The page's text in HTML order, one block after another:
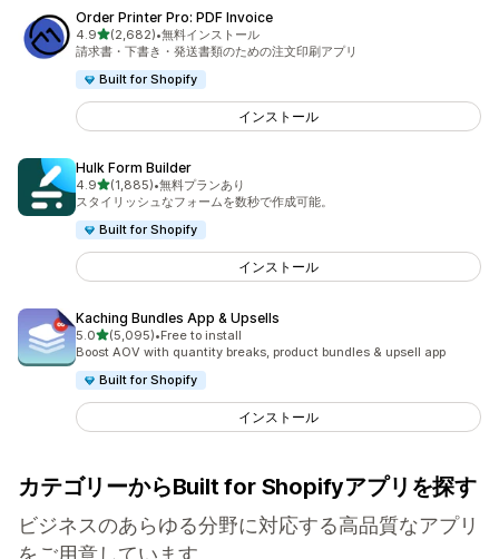
Order Printer Pro: PDF Invoice
4.95つ星中
(2,682)
合計レビュー数：2682件
•無料インストール
請求書・下書き・発送書類のための注文印刷アプリ
Built for Shopify
インストール
Hulk Form Builder
4.95つ星中
(1,885)
合計レビュー数：1885件
•無料プランあり
スタイリッシュなフォームを数秒で作成可能。
Built for Shopify
インストール
Kaching Bundles App & Upsells
5.05つ星中
(5,095)
合計レビュー数：5095件
•Free to install
Boost AOV with quantity breaks, product bundles & upsell app
Built for Shopify
インストール
カテゴリーからBuilt for Shopifyアプリを探す
ビジネスのあらゆる分野に対応する高品質なアプリ
をご用意しています。